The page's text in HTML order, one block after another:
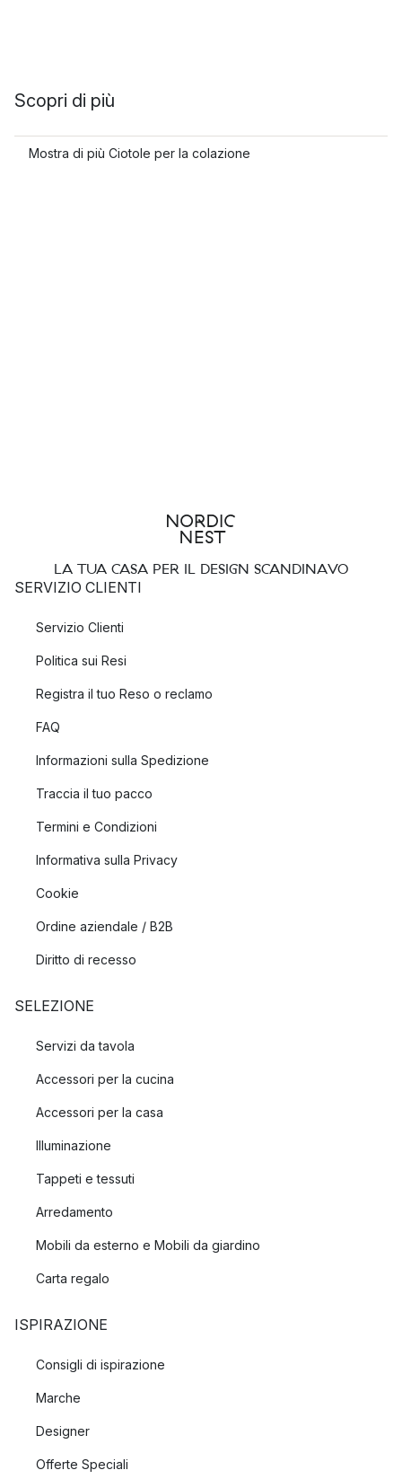
Scopri di più
Mostra di più Ciotole per la colazione
LA TUA CASA PER IL DESIGN SCANDINAVO
SERVIZIO CLIENTI
Servizio Clienti
Politica sui Resi
Registra il tuo Reso o reclamo
FAQ
Informazioni sulla Spedizione
Traccia il tuo pacco
Termini e Condizioni
Informativa sulla Privacy
Cookie
Ordine aziendale / B2B
Diritto di recesso
SELEZIONE
Servizi da tavola
Accessori per la cucina
Accessori per la casa
Illuminazione
Tappeti e tessuti
Arredamento
Mobili da esterno e Mobili da giardino
Carta regalo
ISPIRAZIONE
Consigli di ispirazione
Marche
Designer
Offerte Speciali